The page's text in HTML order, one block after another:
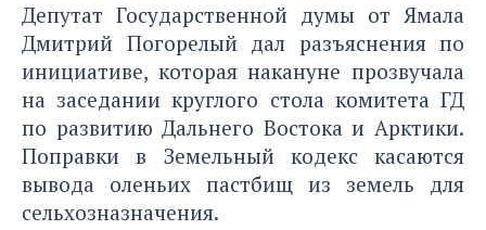
Депутат Государственной думы от Ямала
Дмитрий Погорелый дал разъяснения по
инициативе, которая накануне прозвучала
на заседании круглого стола комитета ГД
по развитию Дальнего Востока и Арктики.
Поправки в Земельный кодекс касаются
вывода оленьих пастбищ из земель для
сельхозназначения.